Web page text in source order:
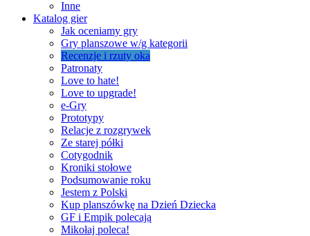
Inne
Katalog gier
Jak oceniamy gry
Gry planszowe w/g kategorii
Recenzje i rzuty oka
Patronaty
Love to hate!
Love to upgrade!
e-Gry
Prototypy
Relacje z rozgrywek
Ze starej półki
Cotygodnik
Kroniki stołowe
Podsumowanie roku
Jestem z Polski
Kup planszówkę na Dzień Dziecka
GF i Empik polecają
Mikołaj poleca!